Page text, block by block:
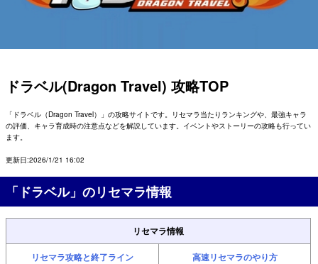
ドラベル(Dragon Travel) 攻略TOP
「ドラベル（Dragon Travel）」の攻略サイトです。リセマラ当たりランキングや、最強キャラ
の評価、キャラ育成時の注意点などを解説しています。イベントやストーリーの攻略も行ってい
ます。
更新日:2026/1/21 16:02
「ドラベル」のリセマラ情報
リセマラ情報
リセマラ攻略と終了ライン 高速リセマラのやり方